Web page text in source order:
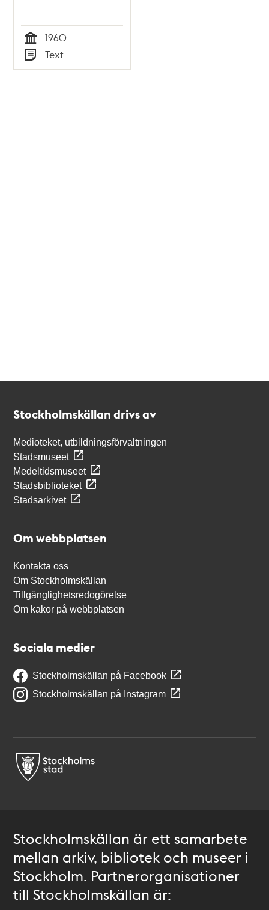
Tid
1960
Typ
Text
Stockholmskällan drivs av
Medioteket, utbildningsförvaltningen
Stadsmuseet
Medeltidsmuseet
Stadsbiblioteket
Stadsarkivet
Om webbplatsen
Kontakta oss
Om Stockholmskällan
Tillgänglighetsredogörelse
Om kakor på webbplatsen
Sociala medier
Stockholmskällan på Facebook
Stockholmskällan på Instagram
Stockholmskällan är ett samarbete
mellan arkiv, bibliotek och museer i
Stockholm. Partnerorganisationer
till Stockholmskällan är: